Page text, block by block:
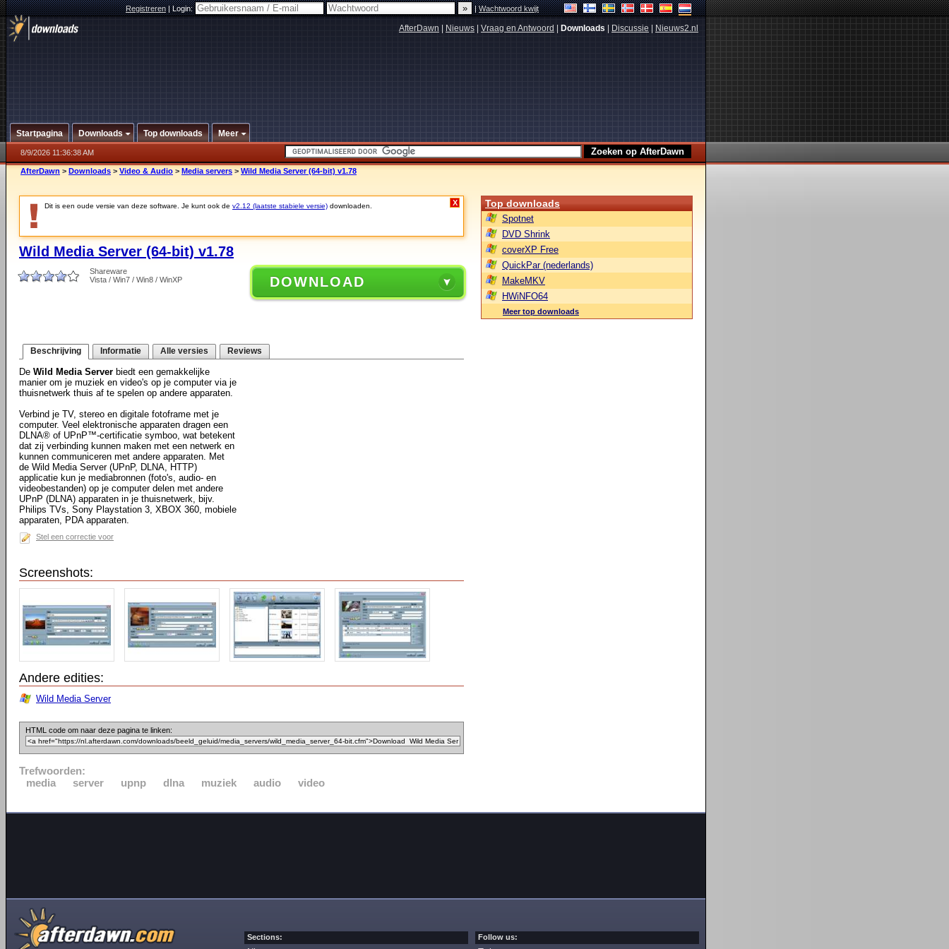
Registreren|Login: |Wachtwoord kwijt
AfterDawn Nieuws Vraag en Antwoord Downloads Discussie Nieuws2.nl
Startpagina Downloads Top downloads Meer
8/9/2026 11:36:38 AM
AfterDawn > Downloads > Video & Audio > Media servers > Wild Media Server (64-bit) v1.78
Dit is een oude versie van deze software. Je kunt ook de v2.12 (laatste stabiele versie) downloaden. X
Wild Media Server (64-bit) v1.78
Shareware
Vista / Win7 / Win8 / WinXP
DOWNLOAD
Beschrijving Informatie Alle versies Reviews
De Wild Media Server biedt een gemakkelijke
manier om je muziek en video's op je computer via je
thuisnetwerk thuis af te spelen op andere apparaten.
Verbind je TV, stereo en digitale fotoframe met je
computer. Veel elektronische apparaten dragen een
DLNA® of UPnP™-certificatie symboo, wat betekent
dat zij verbinding kunnen maken met een netwerk en
kunnen communiceren met andere apparaten. Met
de Wild Media Server (UPnP, DLNA, HTTP)
applicatie kun je mediabronnen (foto's, audio- en
videobestanden) op je computer delen met andere
UPnP (DLNA) apparaten in je thuisnetwerk, bijv.
Philips TVs, Sony Playstation 3, XBOX 360, mobiele
apparaten, PDA apparaten.
Stel een correctie voor
Screenshots:
Andere edities:
Wild Media Server
HTML code om naar deze pagina te linken:
Trefwoorden:
media
server upnp dlna muziek audio video
Top downloads
Spotnet
DVD Shrink
coverXP Free
QuickPar (nederlands)
MakeMKV
HWiNFO64
Meer top downloads
Sections: Follow us: